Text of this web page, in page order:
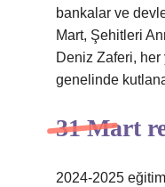
bankalar ve
Mart, Şehitleri
Deniz Zaferi, her
genelinde
31 Mart
2024-2025 eğitim